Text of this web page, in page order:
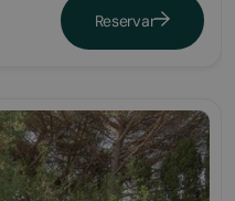
Reservar